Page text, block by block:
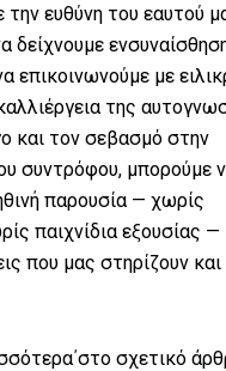
ευθύνη του εαυτού
δείχνουμε
επικοινωνούμε με
της
και τον σεβασμό στην
συντρόφου, μπορούμε
παρουσία — χωρίς
παιχνίδια εξουσίας —
που μας στηρίζουν
σχετικό